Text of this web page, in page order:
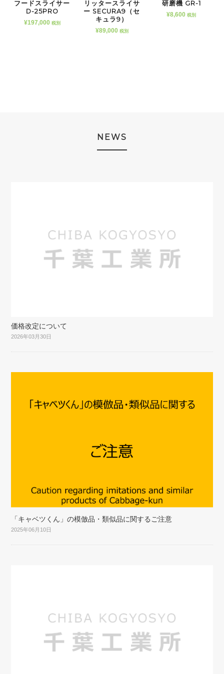
フードスライサー
D-25PRO
¥197,000 税別
リッタースライサ
ー SECURA9（セ
キュラ9）
¥89,000 税別
研磨機 GR-1
¥8,600 税別
NEWS
価格改定について
2026年03月30日
「キャベツくん」の模倣品・類似品に関するご注意
2025年06月10日